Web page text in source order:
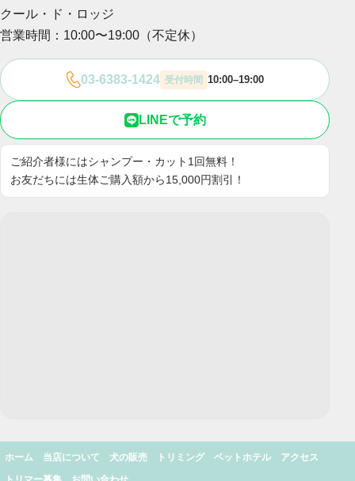
クール・ド・ロッジ
営業時間：10:00〜19:00（不定休）
03-6383-1424 受付時間 10:00–19:00
LINEで予約
ご紹介者様にはシャンプー・カット1回無料！
お友だちには生体ご購入額から15,000円割引！
ホーム 当店について 犬の販売 トリミング ペットホテル
アクセス